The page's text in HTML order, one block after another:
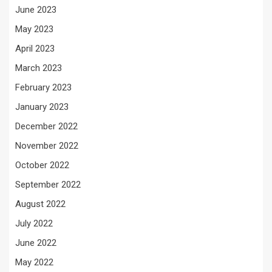
June 2023
May 2023
April 2023
March 2023
February 2023
January 2023
December 2022
November 2022
October 2022
September 2022
August 2022
July 2022
June 2022
May 2022